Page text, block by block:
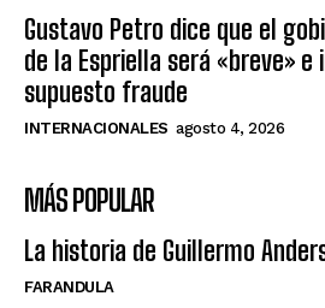
Gustavo Petro dice que el
de la Espriella será «breve» e
supuesto fraude
INTERNACIONALES agosto 4, 2026
MÁS POPULAR
La historia de Guillermo
FARANDULA